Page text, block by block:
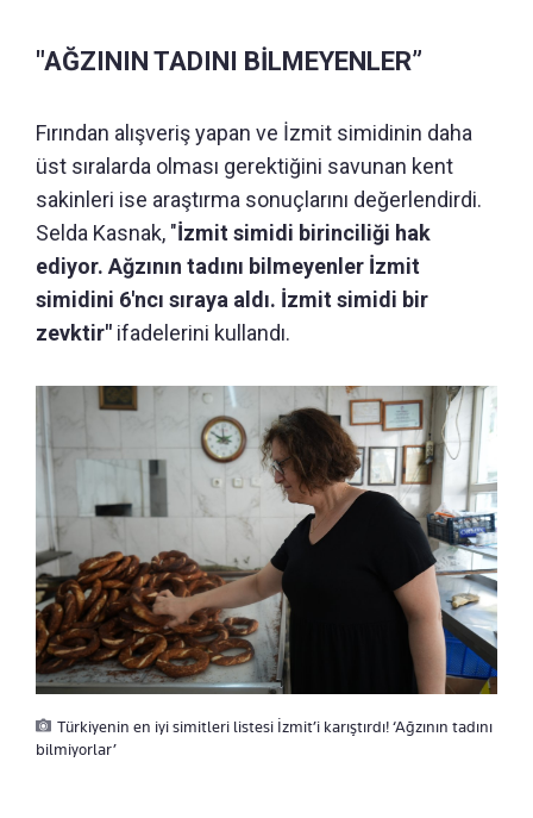
"AĞZININ TADINI BİLMEYENLER”
Fırından alışveriş yapan ve İzmit simidinin daha
üst sıralarda olması gerektiğini savunan kent
sakinleri ise araştırma sonuçlarını değerlendirdi.
Selda Kasnak, "İzmit simidi birinciliği hak
ediyor. Ağzının tadını bilmeyenler İzmit
simidini 6'ncı sıraya aldı. İzmit simidi bir
zevktir" ifadelerini kullandı.
Türkiyenin en iyi simitleri listesi İzmit’i karıştırdı! ‘Ağzının tadını
bilmiyorlar’